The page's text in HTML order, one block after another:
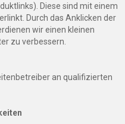
Diese sind mit einem
Durch das Anklicken der
wir einen kleinen
zu verbessern.
an qualifizierten